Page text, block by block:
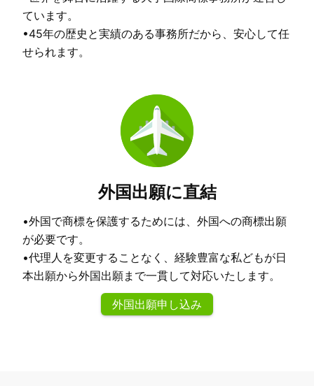
ています。
•45年の歴史と実績のある事務所だから、安心して任
せられます。
外国出願に直結
•外国で商標を保護するためには、外国への商標出願
が必要です。
•代理人を変更することなく、経験豊富な私どもが日
本出願から外国出願まで一貫して対応いたします。
外国出願申し込み